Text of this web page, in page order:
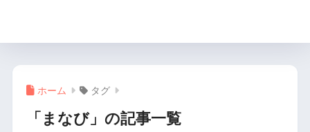
ホーム タグ
「まなび」の記事一覧